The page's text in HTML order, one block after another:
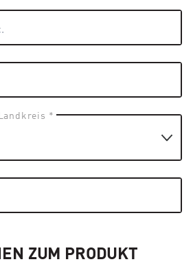
*
ZUM PRODUKT